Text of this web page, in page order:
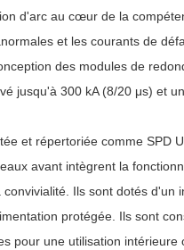
d'arc au cœur de la
et les courants de
des modules de
jusqu'à 300 kA (8/20 μs) et
et répertoriée comme SPD
avant intègrent la
Ils sont dotés
protégée. Ils sont
pour une utilisation intérieure